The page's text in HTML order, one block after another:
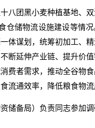
八团黑小麦种植基地、
仓储物流设施建设等情
体谋划，统筹初加工、
断延伸产业链、提升价
费者需求，推动全谷物
流通效率，降低粮食物流
储备局）负责同志参加调